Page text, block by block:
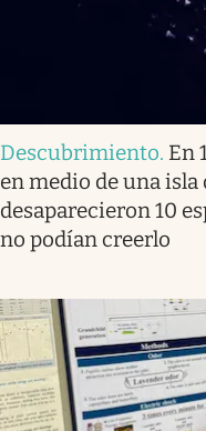
Descubrimiento. En
en medio de una isla
desaparecieron 10
no podían creerlo